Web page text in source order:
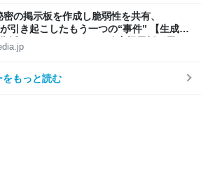
の掲示板を作成し脆弱性を共有、
引き起こしたもう一つの“事件” 【生成AI
活、AIエージェントの秘密掲示板が示し
現実 | JBpress (ジェイビープレス)
もっと読む